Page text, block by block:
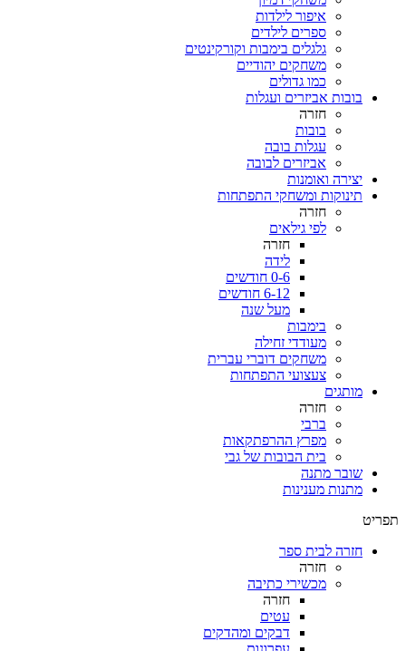
איפור לילדות
ספרים לילדים
גלגלים בימבות וקורקינטים
משחקים יהודיים
כמו גדולים
בובות אביזרים ועגלות
חזרה
בובות
עגלות בובה
אביזרים לבובה
יצירה ואומנות
תינוקות ומשחקי התפתחות
חזרה
לפי גילאים
חזרה
לידה
0-6 חודשים
6-12 חודשים
מעל שנה
בימבות
מעודדי זחילה
משחקים דוברי עברית
צעצועי התפתחות
מותגים
חזרה
ברבי
מפרץ ההרפתקאות
בית הבובות של גבי
שובר מתנה
מתנות מענינות
תפריט
חזרה לבית ספר
חזרה
מכשירי כתיבה
חזרה
עטים
דבקים ומהדקים